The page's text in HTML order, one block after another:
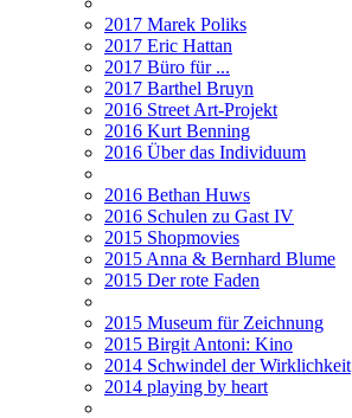
2017 Marek Poliks
2017 Eric Hattan
2017 Büro für ...
2017 Barthel Bruyn
2016 Street Art-Projekt
2016 Kurt Benning
2016 Über das Individuum
2016 Bethan Huws
2016 Schulen zu Gast IV
2015 Shopmovies
2015 Anna & Bernhard Blume
2015 Der rote Faden
2015 Museum für Zeichnung
2015 Birgit Antoni: Kino
2014 Schwindel der Wirklichkeit
2014 playing by heart